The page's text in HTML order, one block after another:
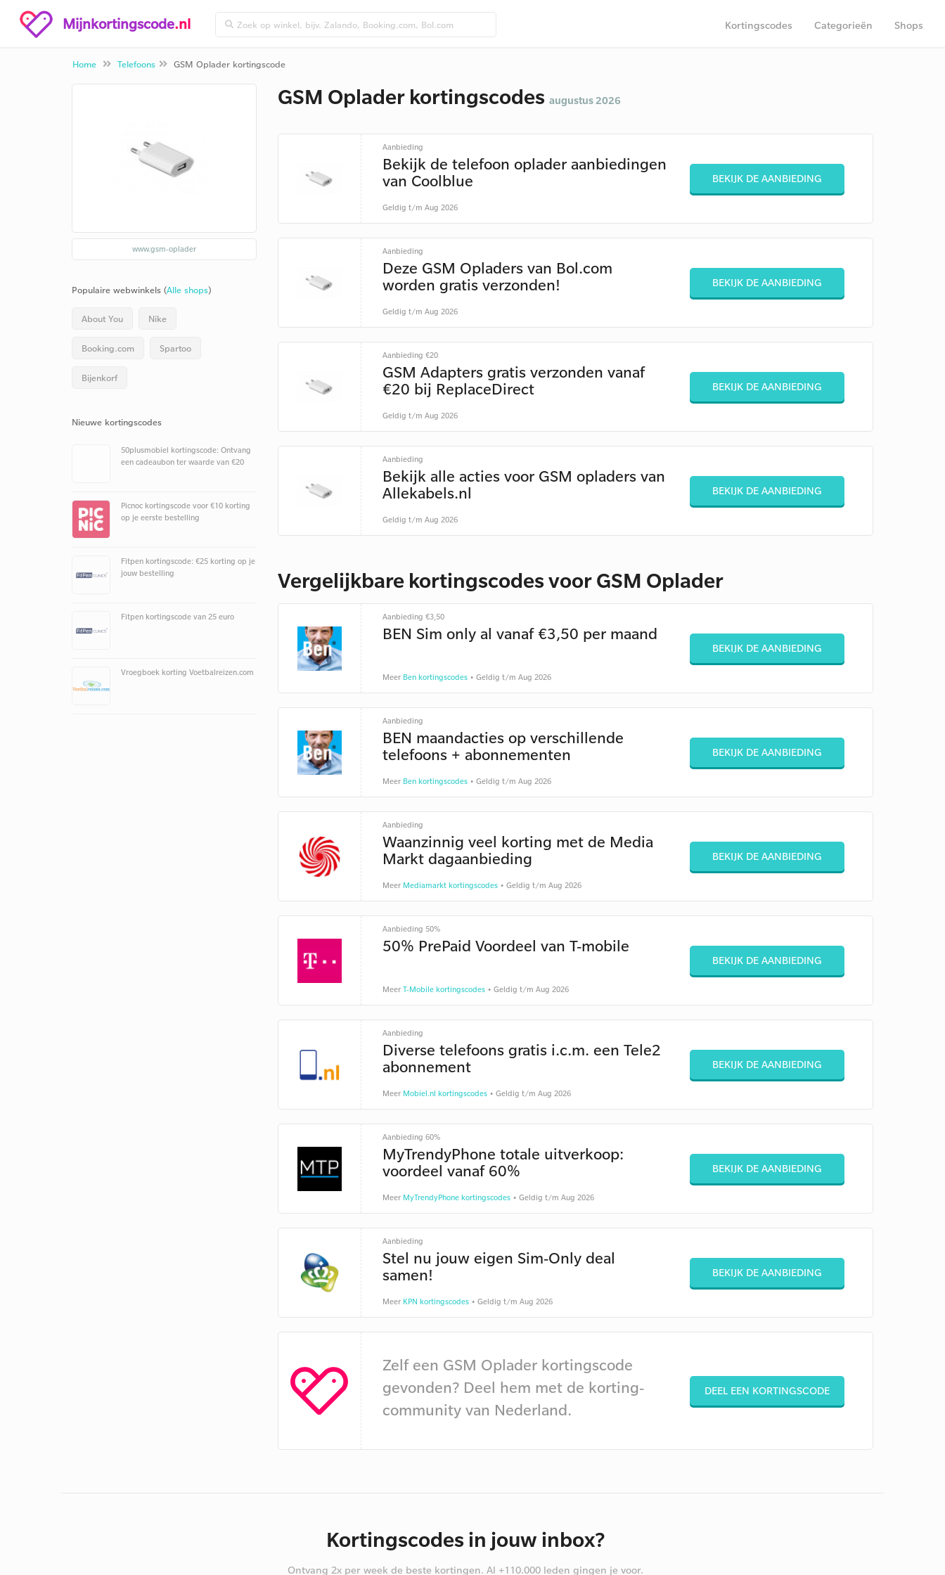
Mijnkortingscode.nl Kortingscodes Categorieën Shops
Home Telefoons GSM Oplader kortingscode
GSM Oplader kortingscodes augustus 2026
Aanbieding
Bekijk de telefoon oplader aanbiedingen
van Coolblue
Geldig t/m Aug 2026
BEKIJK DE AANBIEDING
Aanbieding
Deze GSM Opladers van Bol.com
worden gratis verzonden!
Geldig t/m Aug 2026
BEKIJK DE AANBIEDING
Aanbieding €20
GSM Adapters gratis verzonden vanaf
€20 bij ReplaceDirect
Geldig t/m Aug 2026
BEKIJK DE AANBIEDING
Aanbieding
Bekijk alle acties voor GSM opladers van
Allekabels.nl
Geldig t/m Aug 2026
BEKIJK DE AANBIEDING
Vergelijkbare kortingscodes voor GSM Oplader
Aanbieding €3,50
BEN Sim only al vanaf €3,50 per maand
Meer Ben kortingscodes• Geldig t/m Aug 2026
BEKIJK DE AANBIEDING
Aanbieding
BEN maandacties op verschillende
telefoons + abonnementen
Meer Ben kortingscodes• Geldig t/m Aug 2026
BEKIJK DE AANBIEDING
Aanbieding
Waanzinnig veel korting met de Media
Markt dagaanbieding
Meer Mediamarkt kortingscodes• Geldig t/m Aug 2026
BEKIJK DE AANBIEDING
Aanbieding 50%
50% PrePaid Voordeel van T-mobile
Meer T-Mobile kortingscodes• Geldig t/m Aug 2026
BEKIJK DE AANBIEDING
Aanbieding
Diverse telefoons gratis i.c.m. een Tele2
abonnement
Meer Mobiel.nl kortingscodes• Geldig t/m Aug 2026
BEKIJK DE AANBIEDING
Aanbieding 60%
MyTrendyPhone totale uitverkoop:
voordeel vanaf 60%
Meer MyTrendyPhone kortingscodes• Geldig t/m Aug 2026
BEKIJK DE AANBIEDING
Aanbieding
Stel nu jouw eigen Sim-Only deal
samen!
Meer KPN kortingscodes• Geldig t/m Aug 2026
BEKIJK DE AANBIEDING
Zelf een GSM Oplader kortingscode
gevonden? Deel hem met de korting-
community van Nederland.
DEEL EEN KORTINGSCODE
www.gsm-oplader
Populaire webwinkels (Alle shops)
About You Nike
Booking.com Spartoo
Bijenkorf
Nieuwe kortingscodes
50plusmobiel kortingscode: Ontvang
een cadeaubon ter waarde van €20
Picnoc kortingscode voor €10 korting
op je eerste bestelling
Fitpen kortingscode: €25 korting op je
jouw bestelling
Fitpen kortingscode van 25 euro
Vroegboek korting Voetbalreizen.com
Kortingscodes in jouw inbox?
Ontvang 2x per week de beste kortingen. Al +110.000 leden gingen je voor.